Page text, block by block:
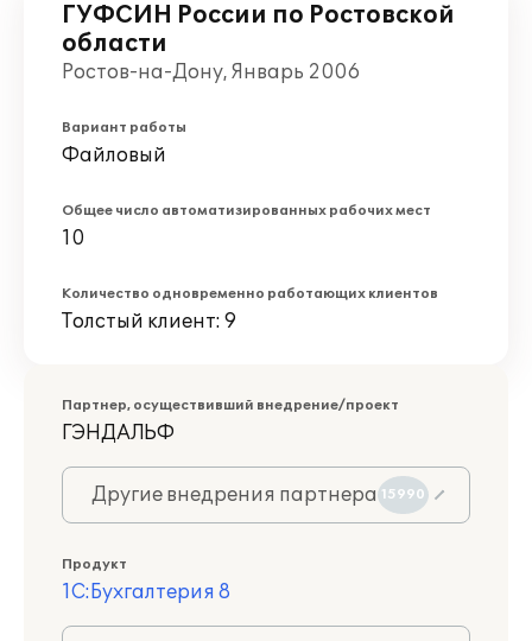
ГУФСИН России по Ростовской
области
Ростов-на-Дону, Январь 2006
Вариант работы
Файловый
Общее число автоматизированных рабочих мест
10
Количество одновременно работающих клиентов
Толстый клиент: 9
Партнер, осуществивший внедрение/проект
ГЭНДАЛЬФ
Другие внедрения партнера 15990
Продукт
1С:Бухгалтерия 8